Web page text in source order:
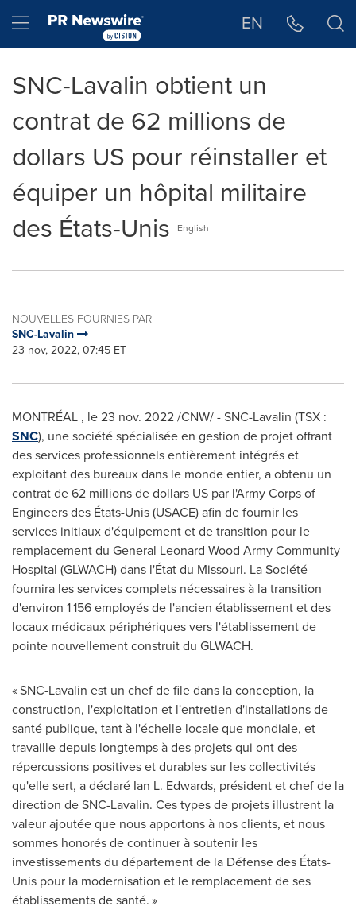
Hamburger menu EN
SNC-Lavalin obtient un
contrat de 62 millions de
dollars US pour réinstaller et
équiper un hôpital militaire
des États-Unis
English
NOUVELLES FOURNIES PAR
SNC-Lavalin
23 nov, 2022, 07:45 ET
MONTRÉAL , le23 nov. 2022/CNW/ - SNC-Lavalin (TSX :
SNC), une société spécialisée en gestion de projet offrant
des services professionnels entièrement intégrés et
exploitant des bureaux dans le monde entier, a obtenu un
contrat de 62 millions de dollars US par l'Army Corps of
Engineers des États-Unis (USACE) afin de fournir les
services initiaux d'équipement et de transition pour le
remplacement du General Leonard Wood Army Community
Hospital (GLWACH) dans l'État du Missouri. La Société
fournira les services complets nécessaires à la transition
d'environ 1 156 employés de l'ancien établissement et des
locaux médicaux périphériques vers l'établissement de
pointe nouvellement construit du GLWACH.
« SNC-Lavalin est un chef de file dans la conception, la
construction, l'exploitation et l'entretien d'installations de
santé publique, tant à l'échelle locale que mondiale, et
travaille depuis longtemps à des projets qui ont des
répercussions positives et durables sur les collectivités
qu'elle sert, a déclaré Ian L. Edwards, président et chef de la
direction de SNC-Lavalin. Ces types de projets illustrent la
valeur ajoutée que nous apportons à nos clients, et nous
sommes honorés de continuer à soutenir les
investissements du département de la Défense des États-
Unis pour la modernisation et le remplacement de ses
établissements de santé. »